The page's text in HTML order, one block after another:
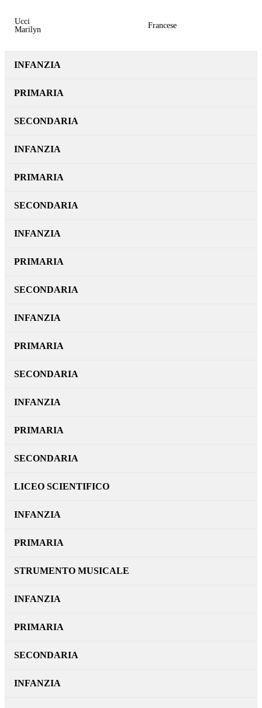
Ucci
Marilyn
Francese
INFANZIA
PRIMARIA
SECONDARIA
INFANZIA
PRIMARIA
SECONDARIA
INFANZIA
PRIMARIA
SECONDARIA
INFANZIA
PRIMARIA
SECONDARIA
INFANZIA
PRIMARIA
SECONDARIA
LICEO SCIENTIFICO
INFANZIA
PRIMARIA
STRUMENTO MUSICALE
INFANZIA
PRIMARIA
SECONDARIA
INFANZIA